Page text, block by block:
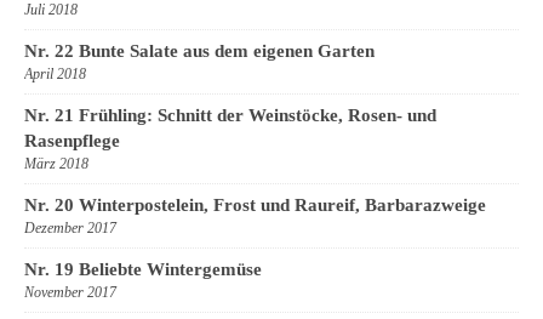
Juli 2018
Nr. 22 Bunte Salate aus dem eigenen Garten
April 2018
Nr. 21 Frühling: Schnitt der Weinstöcke, Rosen- und
Rasenpflege
März 2018
Nr. 20 Winterpostelein, Frost und Raureif, Barbarazweige
Dezember 2017
Nr. 19 Beliebte Wintergemüse
November 2017